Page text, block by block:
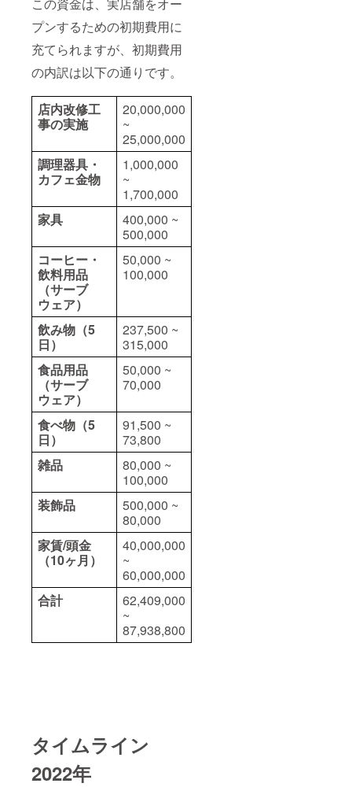
プンするための初期費用に
充てられますが、初期費用
の内訳は以下の通りです。
店内改修工
事の実施
20,000,000
~
25,000,000
調理器具・
カフェ金物
1,000,000
~
1,700,000
家具
400,000 ~
500,000
コーヒー・
飲料用品
（サーブ
ウェア）
50,000 ~
100,000
飲み物（5
日）
237,500 ~
315,000
食品用品
（サーブ
ウェア）
50,000 ~
70,000
食べ物（5
日）
91,500 ~
73,800
雑品
80,000 ~
100,000
装飾品
500,000 ~
80,000
家賃/頭金
（10ヶ月）
40,000,000
~
60,000,000
合計
62,409,000
~
87,938,800
タイムライン
2022年